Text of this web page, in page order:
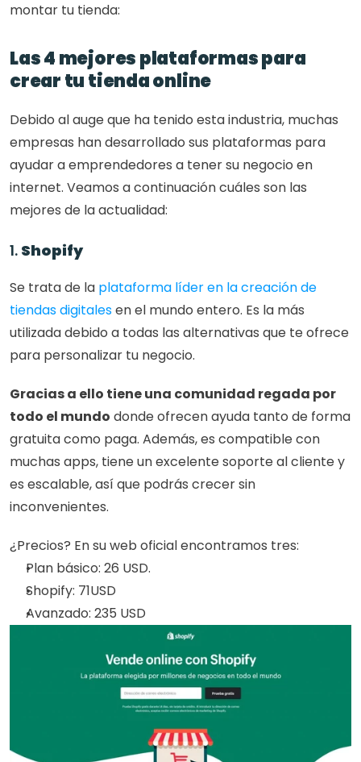
montar tu tienda:
Las 4 mejores plataformas para
crear tu tienda online
Debido al auge que ha tenido esta industria, muchas
empresas han desarrollado sus plataformas para
ayudar a emprendedores a tener su negocio en
internet. Veamos a continuación cuáles son las
mejores de la actualidad:
1. Shopify
Se trata de la plataforma líder en la creación de
tiendas digitales en el mundo entero. Es la más
utilizada debido a todas las alternativas que te ofrece
para personalizar tu negocio.
Gracias a ello tiene una comunidad regada por
todo el mundo donde ofrecen ayuda tanto de forma
gratuita como paga. Además, es compatible con
muchas apps, tiene un excelente soporte al cliente y
es escalable, así que podrás crecer sin
inconvenientes.
¿Precios? En su web oficial encontramos tres:
Plan básico: 26 USD.
Shopify: 71USD
Avanzado: 235 USD